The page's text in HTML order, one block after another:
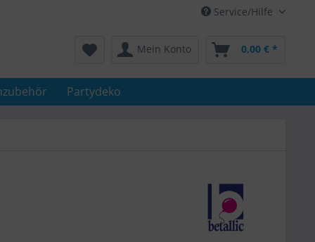
Service/Hilfe
Mein Konto 0,00 € *
Partydeko